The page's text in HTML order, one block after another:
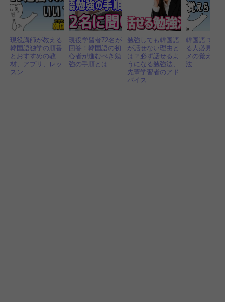
現役講師が教える
韓国語独学の順番
とおすすめの教
材、アプリ、レッ
スン
現役学習者72名が
回答！韓国語の初
心者が進むべき勉
強の手順とは
勉強しても韓国語
が話せない理由と
は？必ず話せるよ
うになる勉強法、
先輩学習者のアド
バイス
韓国語 すぐ
る人必見！
メの覚え方
法